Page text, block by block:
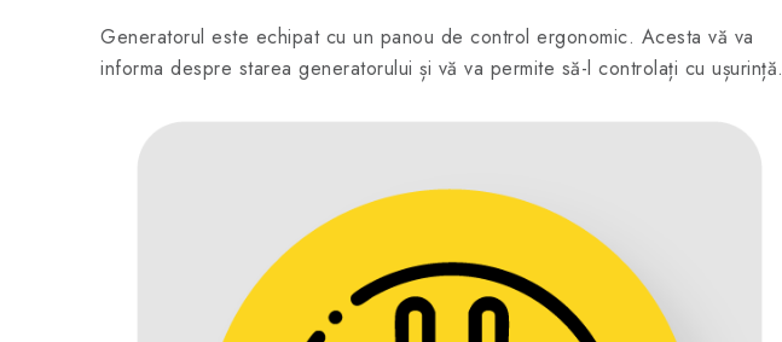
Generatorul este echipat cu un panou de control ergonomic. Acesta vă va
informa despre starea generatorului și vă va permite să-l controlați cu ușurință.